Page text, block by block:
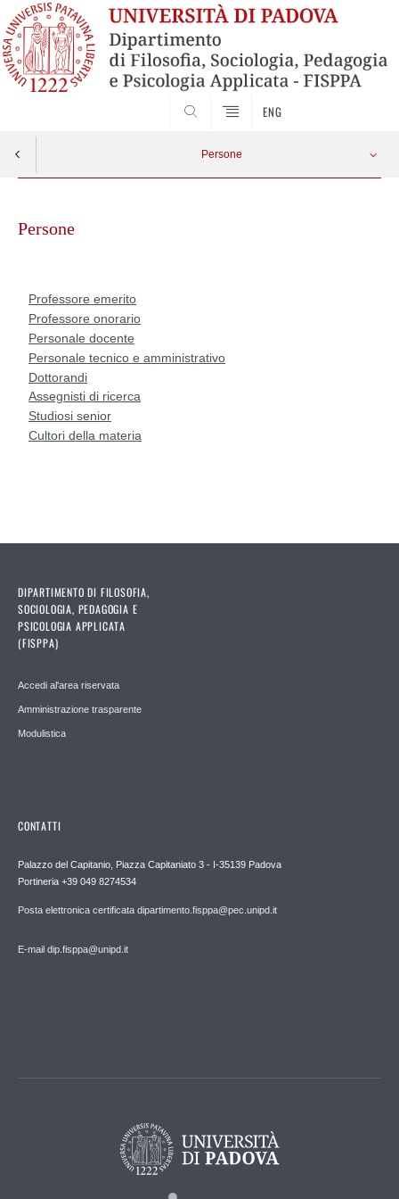
ENG
Persone
Personale docente
Personale tecnico e amministrativo
Personale assegnisti di ricerca
contentPersone
Professore emerito
Professore onorario
Personale docente
Personale tecnico e amministrativo
Dottorandi
Assegnisti di ricerca
Studiosi senior
Cultori della materia
DIPARTIMENTO DI FILOSOFIA,
SOCIOLOGIA, PEDAGOGIA E
PSICOLOGIA APPLICATA
(FISPPA)
Accedi al'area riservata
Amministrazione trasparente
Modulistica
CONTATTI
Palazzo del Capitanio, Piazza Capitaniato 3 - I-35139 Padova
Portineria +39 049 8274534
Posta elettronica certificata dipartimento.fisppa@pec.unipd.it
E-mail dip.fisppa@unipd.it